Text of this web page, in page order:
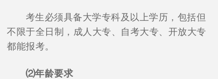
考生必须具备大学专科及以上学历，包括但
不限于全日制，成人大专、自考大专、开放大专
都能报考。
⑵年龄要求